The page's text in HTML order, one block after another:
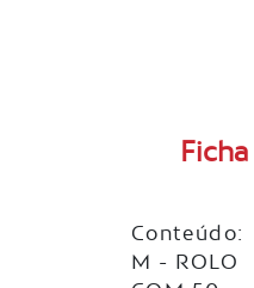
Conteúdo:
M - ROLO